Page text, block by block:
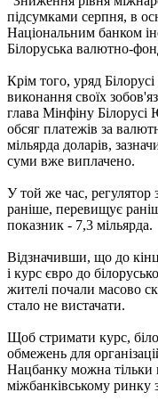
підсумками серпня, в
Національним банком
Білоруська валютно-
Крім того, уряд
виконання своїх
глава Мінфіну Білорусі
обсяг платежів за
мільярда доларів,
суми вже виплачено.
У той же час, регулятор
раніше, перевищує
показник - 7,3 мільярда.
Відзначивши, що до
і курс євро до
жителі почали масово
стало не вистачати.
Щоб стримати курс,
обмежень для
Нацбанку можна тільки
міжбанківському ринку